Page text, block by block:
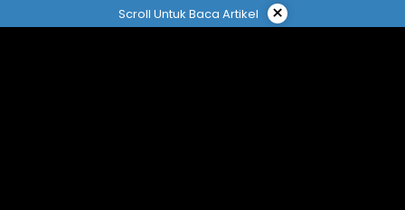
ke
Scroll Untuk Baca Artikel ×